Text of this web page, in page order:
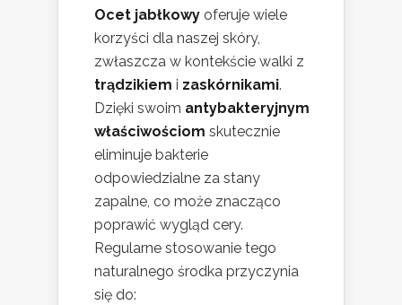
Ocet jabłkowy oferuje wiele
korzyści dla naszej skóry,
zwłaszcza w kontekście walki z
trądzikiem i zaskórnikami.
Dzięki swoim antybakteryjnym
właściwościom skutecznie
eliminuje bakterie
odpowiedzialne za stany
zapalne, co może znacząco
poprawić wygląd cery.
Regularne stosowanie tego
naturalnego środka przyczynia
się do: